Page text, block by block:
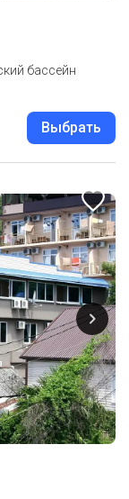
бассейн
Выбрать